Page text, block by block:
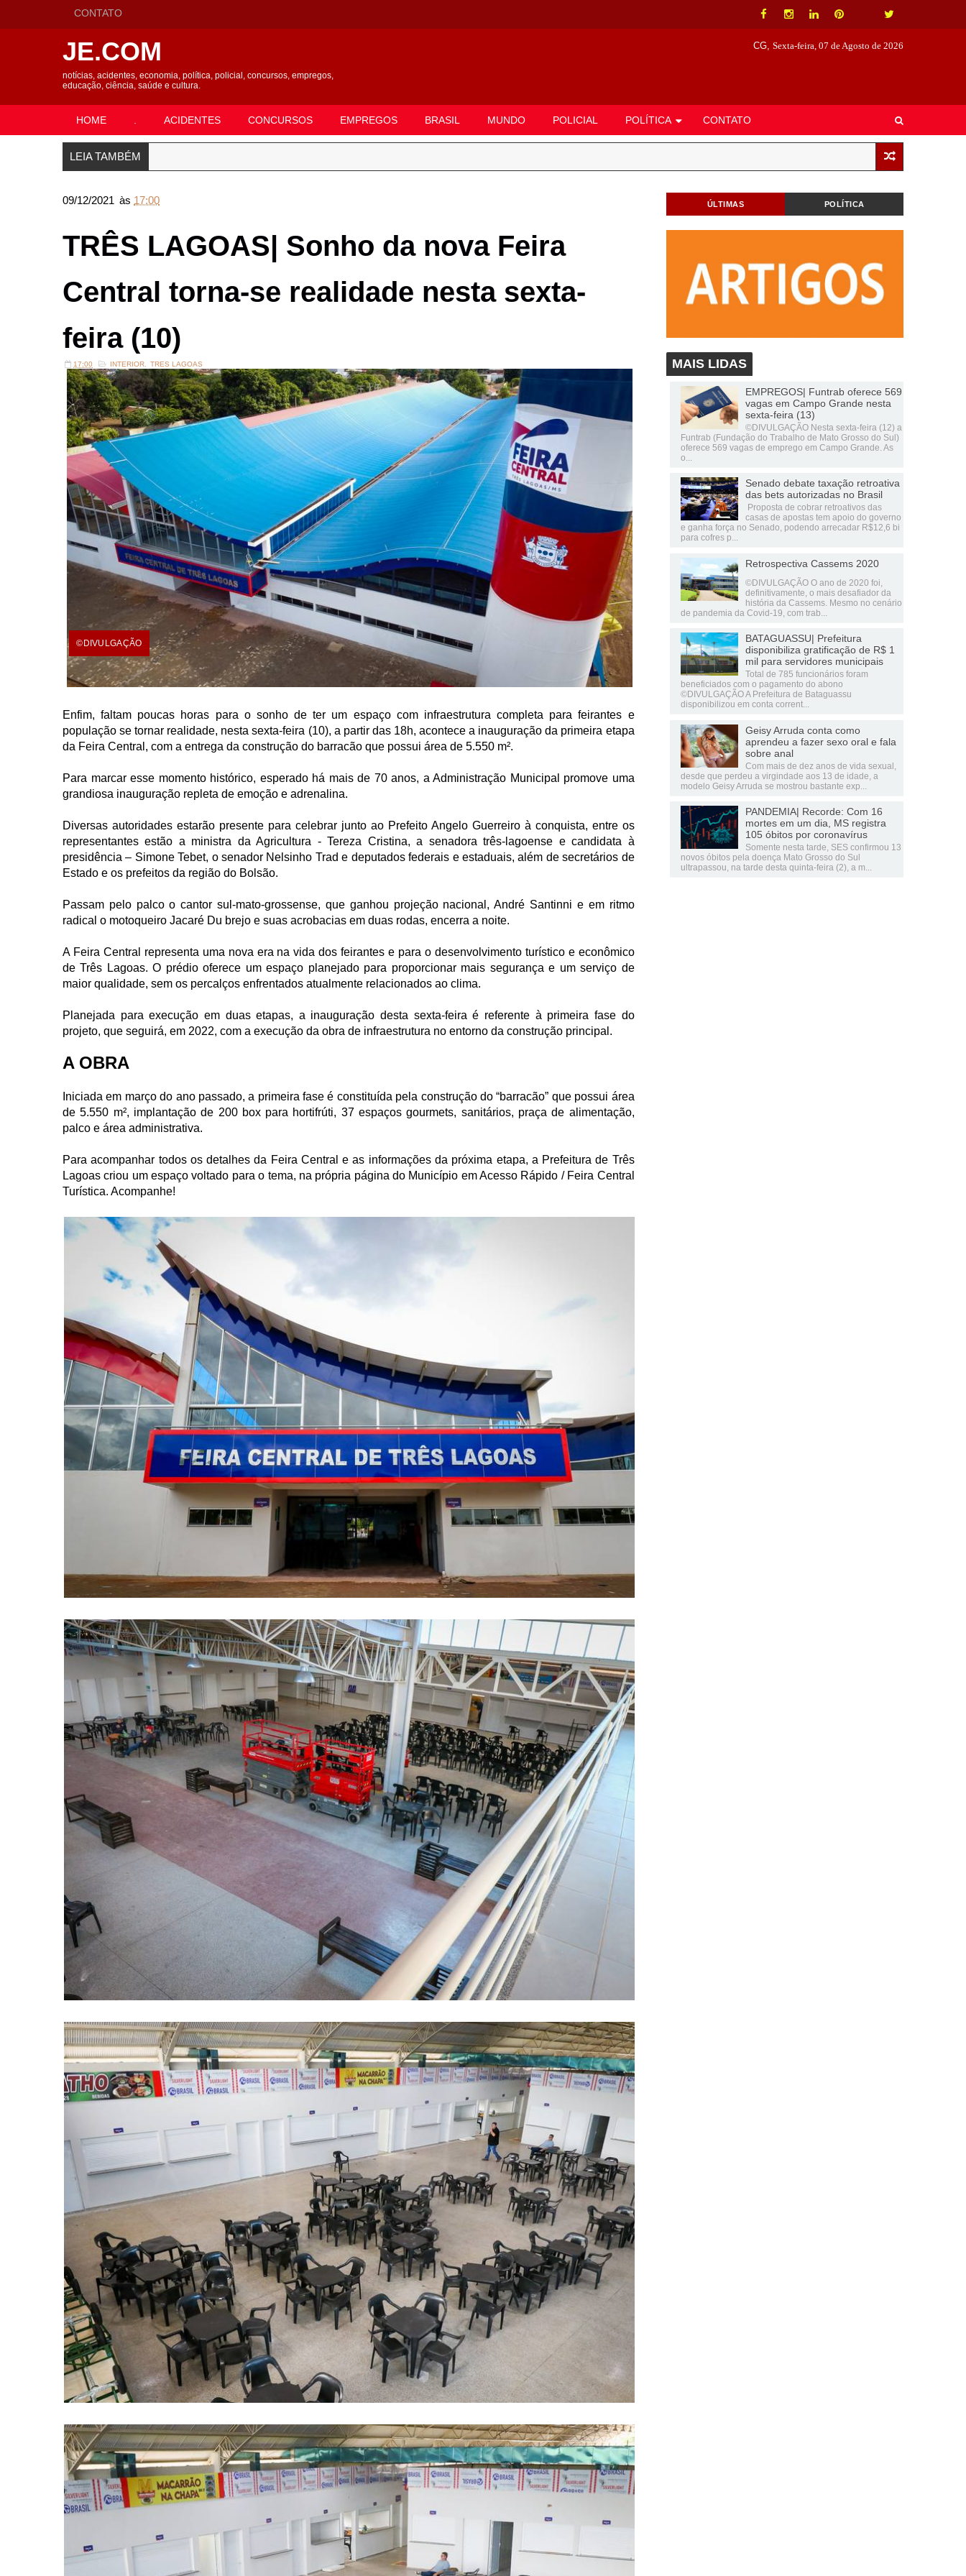
CONTATO
JE.COM
notícias, acidentes, economia, política, policial, concursos, empregos,
educação, ciência, saúde e cultura.
CG, Sexta-feira, 07 de Agosto de 2026
HOME ACIDENTES CONCURSOS EMPREGOS BRASIL MUNDO POLICIAL POLÍTICA CONTATO
LEIA TAMBÉM
09/12/2021 às 17:00
TRÊS LAGOAS| Sonho da nova Feira
Central torna-se realidade nesta sexta-
feira (10)
17:00 INTERIOR TRES LAGOAS
©DIVULGAÇÃO
Enfim, faltam poucas horas para o sonho de ter um espaço com infraestrutura completa para feirantes e
população se tornar realidade, nesta sexta-feira (10), a partir das 18h, acontece a inauguração da primeira etapa
da Feira Central, com a entrega da construção do barracão que possui área de 5.550 m².
Para marcar esse momento histórico, esperado há mais de 70 anos, a Administração Municipal promove uma
grandiosa inauguração repleta de emoção e adrenalina.
Diversas autoridades estarão presente para celebrar junto ao Prefeito Angelo Guerreiro à conquista, entre os
representantes estão a ministra da Agricultura - Tereza Cristina, a senadora três-lagoense e candidata à
presidência – Simone Tebet, o senador Nelsinho Trad e deputados federais e estaduais, além de secretários de
Estado e os prefeitos da região do Bolsão.
Passam pelo palco o cantor sul-mato-grossense, que ganhou projeção nacional, André Santinni e em ritmo
radical o motoqueiro Jacaré Du brejo e suas acrobacias em duas rodas, encerra a noite.
A Feira Central representa uma nova era na vida dos feirantes e para o desenvolvimento turístico e econômico
de Três Lagoas. O prédio oferece um espaço planejado para proporcionar mais segurança e um serviço de
maior qualidade, sem os percalços enfrentados atualmente relacionados ao clima.
Planejada para execução em duas etapas, a inauguração desta sexta-feira é referente à primeira fase do
projeto, que seguirá, em 2022, com a execução da obra de infraestrutura no entorno da construção principal.
A OBRA
Iniciada em março do ano passado, a primeira fase é constituída pela construção do “barracão” que possui área
de 5.550 m², implantação de 200 box para hortifrúti, 37 espaços gourmets, sanitários, praça de alimentação,
palco e área administrativa.
Para acompanhar todos os detalhes da Feira Central e as informações da próxima etapa, a Prefeitura de Três
Lagoas criou um espaço voltado para o tema, na própria página do Município em Acesso Rápido / Feira Central
Turística. Acompanhe!
ÚLTIMAS POLÍTICA
MAIS LIDAS
EMPREGOS| Funtrab oferece 569
vagas em Campo Grande nesta
sexta-feira (13)
©DIVULGAÇÃO Nesta sexta-feira (12) a
Funtrab (Fundação do Trabalho de Mato Grosso do Sul)
oferece 569 vagas de emprego em Campo Grande. As
o...
Senado debate taxação retroativa
das bets autorizadas no Brasil
Proposta de cobrar retroativos das
casas de apostas tem apoio do governo
e ganha força no Senado, podendo arrecadar R$12,6 bi
para cofres p...
Retrospectiva Cassems 2020
©DIVULGAÇÃO O ano de 2020 foi,
definitivamente, o mais desafiador da
história da Cassems. Mesmo no cenário
de pandemia da Covid-19, com trab...
BATAGUASSU| Prefeitura
disponibiliza gratificação de R$ 1
mil para servidores municipais
Total de 785 funcionários foram
beneficiados com o pagamento do abono
©DIVULGAÇÃO A Prefeitura de Bataguassu
disponibilizou em conta corrent...
Geisy Arruda conta como
aprendeu a fazer sexo oral e fala
sobre anal
Com mais de dez anos de vida sexual,
desde que perdeu a virgindade aos 13 de idade, a
modelo Geisy Arruda se mostrou bastante exp...
PANDEMIA| Recorde: Com 16
mortes em um dia, MS registra
105 óbitos por coronavírus
Somente nesta tarde, SES confirmou 13
novos óbitos pela doença Mato Grosso do Sul
ultrapassou, na tarde desta quinta-feira (2), a m...